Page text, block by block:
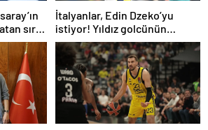
sırrı
İtalyanlar, Edin Dzeko’yu
istiyor! Yıldız golcünün
transfer kararı şaşırttı…